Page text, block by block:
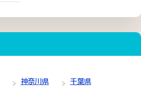
神奈川県 千葉県